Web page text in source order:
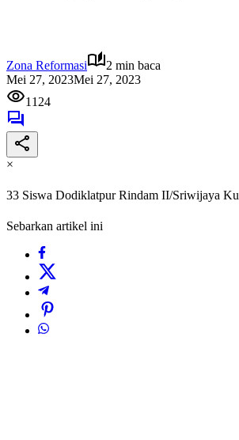
Zona Reformasi
2 min baca
Mei 27, 2023Mei 27, 2023
1124
×
33 Siswa Dodiklatpur Rindam II/Sriwijaya
Sebarkan artikel ini